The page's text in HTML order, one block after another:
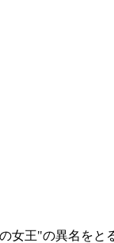
女王"の異名を